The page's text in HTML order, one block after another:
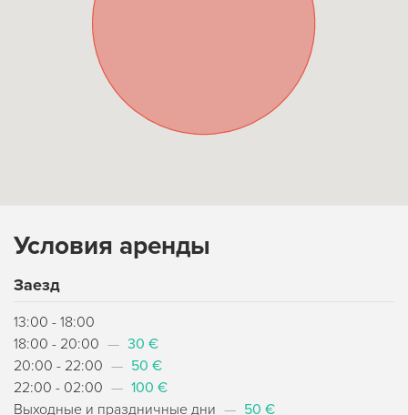
Условия аренды
Заезд
13:00 - 18:00
18:00 - 20:00 — 30 €
20:00 - 22:00 — 50 €
22:00 - 02:00 — 100 €
Выходные и праздничные дни — 50 €